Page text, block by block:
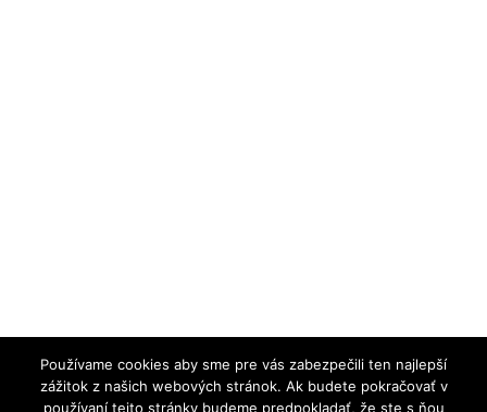
Používame cookies aby sme pre vás zabezpečili ten najlepší
zážitok z našich webových stránok. Ak budete pokračovať v
používaní tejto stránky budeme predpokladať, že ste s ňou